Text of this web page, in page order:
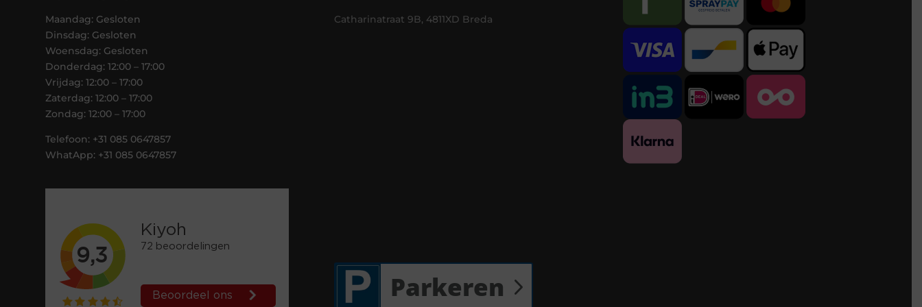
Maandag: Gesloten
Dinsdag: Gesloten
Woensdag: Gesloten
Donderdag: 12:00 – 17:00
Vrijdag: 12:00 – 17:00
Zaterdag: 12:00 – 17:00
Zondag: 12:00 – 17:00
Telefoon: +31 085 0647857
WhatApp: +31 085 0647857
Catharinatraat 9B, 4811XD Breda
Parkeren